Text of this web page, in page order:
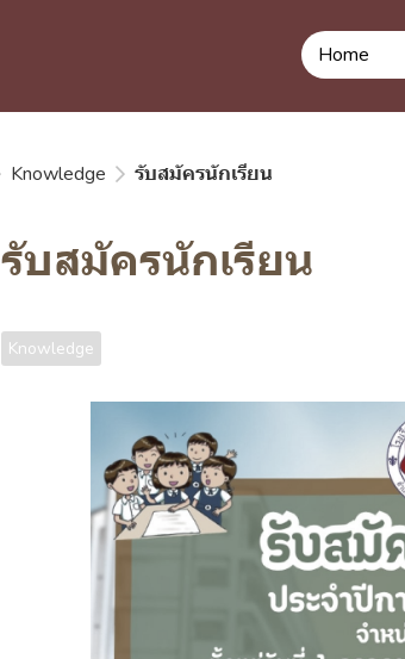
Home
Knowledge รับสมัครนักเรียน
รับสมัครนักเรียน
Knowledge